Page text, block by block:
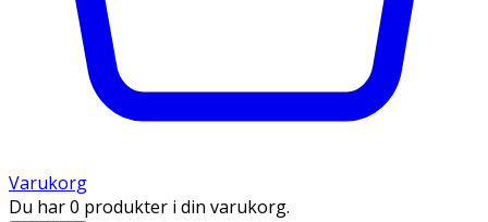
Varukorg
Du har 0 produkter i din varukorg.